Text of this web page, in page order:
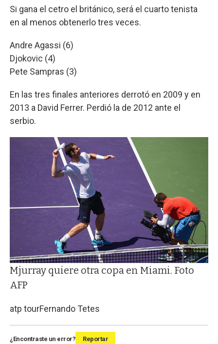
Si gana el cetro el británico, será el cuarto tenista
en al menos obtenerlo tres veces.
Andre Agassi (6)
Djokovic (4)
Pete Sampras (3)
En las tres finales anteriores derrotó en 2009 y en
2013 a David Ferrer. Perdió la de 2012 ante el
serbio.
Mjurray quiere otra copa en Miami. Foto
AFP
atp tourFernando Tetes
¿Encontraste un error? Reportar